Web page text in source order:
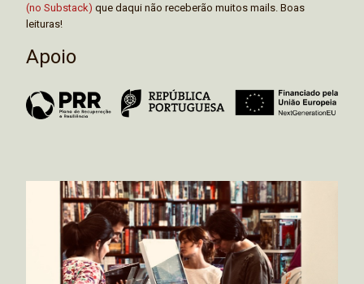
(no Substack) que daqui não receberão muitos mails. Boas
leituras!
Apoio